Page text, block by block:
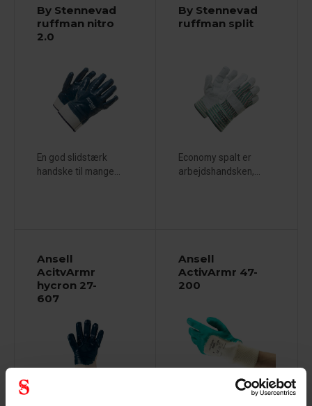
By Stennevad
ruffman nitro
2.0
En god slidstærk
handske til mange...
By Stennevad
ruffman split
Economy spalt er
arbejdshandsken,...
Ansell
AcitvArmr
hycron 27-
607
Ansell
ActivArmr 47-
200